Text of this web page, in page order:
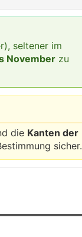
seltener im
November zu
die Kanten der
sicher.